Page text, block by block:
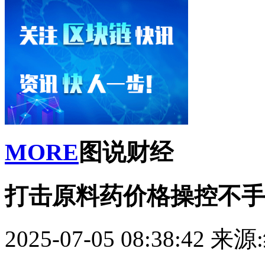
MORE 图说财经
打击原料药价格操控不
2025-07-05 08:38:42 来源